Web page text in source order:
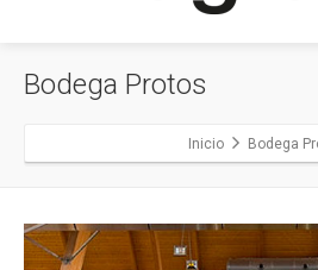
Bodega Protos
Inicio Bodega